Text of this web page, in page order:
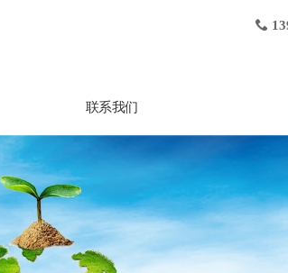
联系我们